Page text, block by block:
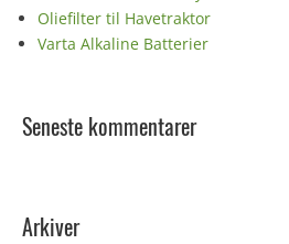
Oliefilter til Havetraktor
Varta Alkaline Batterier
Seneste kommentarer
Arkiver